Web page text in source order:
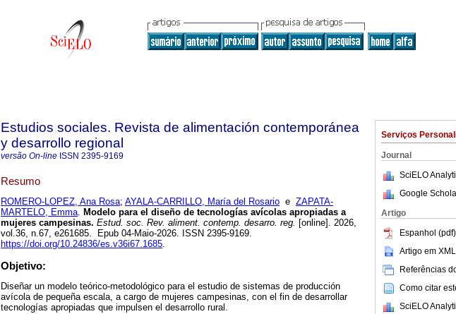
Serviços
Journal
SciELO
Google
Artigo
Espanhol (pdf)
Artigo em XML
Referências
Como citar
SciELO
Estudios sociales. Revista de alimentación contemporánea
y desarrollo regional
versão On-line ISSN 2395-9169
Resumo
ROMERO-LOPEZ, Ana Rosa; AYALA-CARRILLO, María del Rosario e ZAPATA-
MARTELO, Emma. Modelo para el diseño de tecnologías avícolas apropiadas a
mujeres campesinas. Estud. soc. Rev. aliment. contemp. desarro. reg. [online]. 2026,
vol.36, n.67, e261685. Epub 04-Maio-2026. ISSN 2395-9169.
https://doi.org/10.24836/es.v36i67.1685.
Objetivo:
Diseñar un modelo teórico-metodológico para el estudio de sistemas de producción
avícola de pequeña escala, a cargo de mujeres campesinas, con el fin de desarrollar
tecnologías apropiadas que impulsen el desarrollo rural.